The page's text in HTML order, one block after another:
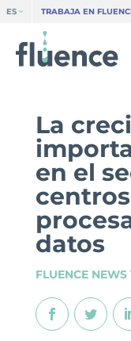
ES TRABAJA EN
La
en el
datos
FLUENCE NEWS